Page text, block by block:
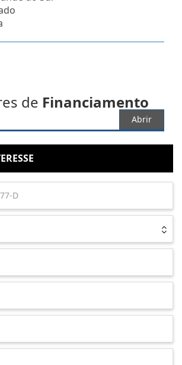
de Financiamento
Abrir